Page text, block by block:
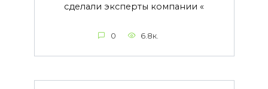
сделали эксперты компании «
0 6.8к.